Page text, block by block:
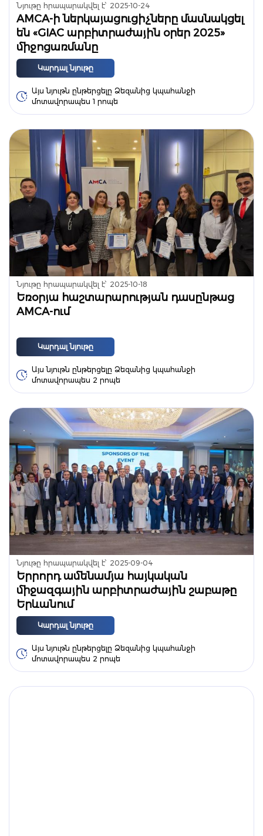
Նյութը հրապարակվել է՝ 2025-10-24
AMCA-ի ներկայացուցիչները մասնակցել
են «GIAC արբիտրաժային օրեր 2025»
միջոցառմանը
Կարդալ նյութը
Այս նյութն ընթերցելը Ձեզանից կպահանջի
մոտավորապես 1 րոպե
Նյութը հրապարակվել է՝ 2025-10-18
Եռօրյա հաշտարարության դասընթաց
AMCA-ում
Կարդալ նյութը
Այս նյութն ընթերցելը Ձեզանից կպահանջի
մոտավորապես 2 րոպե
Նյութը հրապարակվել է՝ 2025-09-04
Երրորդ ամենամյա հայկական
միջազգային արբիտրաժային շաբաթը
Երևանում
Կարդալ նյութը
Այս նյութն ընթերցելը Ձեզանից կպահանջի
մոտավորապես 2 րոպե